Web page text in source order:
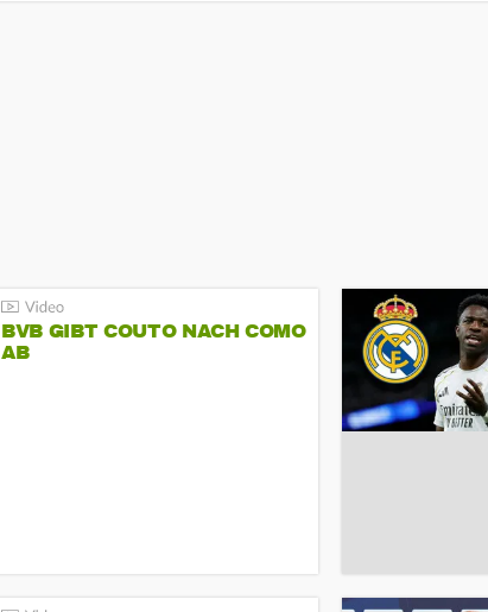
BVB GIBT COUTO NACH COMO
AB